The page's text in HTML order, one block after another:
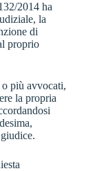
2014 ha
la
di
proprio
o più avvocati,
la propria